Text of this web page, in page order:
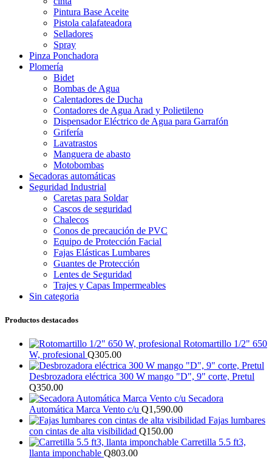
Pintura Base Aceite
Pistola calafateadora
Selladores
Spray
Pinza Ponchadora
Plomería
Bidet
Bombas de Agua
Calentadores de Ducha
Contadores de Agua Arad y Polietileno
Dispensador Eléctrico de Agua para Garrafón
Grifería
Lavatrastos
Manguera de abasto
Motobombas
Secadoras automáticas
Seguridad Industrial
Caretas para Soldar
Cascos de seguridad
Chalecos
Conos de precaución de PVC
Equipo de Protección Facial
Fajas Elásticas Lumbares
Guantes de Protección
Lentes de Seguridad
Trajes y Capas Impermeables
Sin categoria
Productos destacados
Rotomartillo 1/2" 650
W, profesional Q305.00
Desbrozadora eléctrica 300 W mango "D", 9" corte, Pretul
Q350.00
Secadora
Automática Marca Vento c/u Q1,590.00
Fajas lumbares
con cintas de alta visibilidad Q150.00
Carretilla 5.5 ft3,
llanta imponchable Q803.00